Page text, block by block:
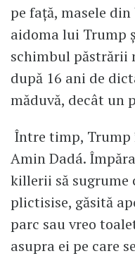
pe față, masele
aidoma lui Trump
schimbul păstrării
după 16 ani de
măduvă, decât un
Între timp, Trump
Amin Dadá.
killerii să sugrume
plictisise, găsită
parc sau vreo
asupra ei pe care